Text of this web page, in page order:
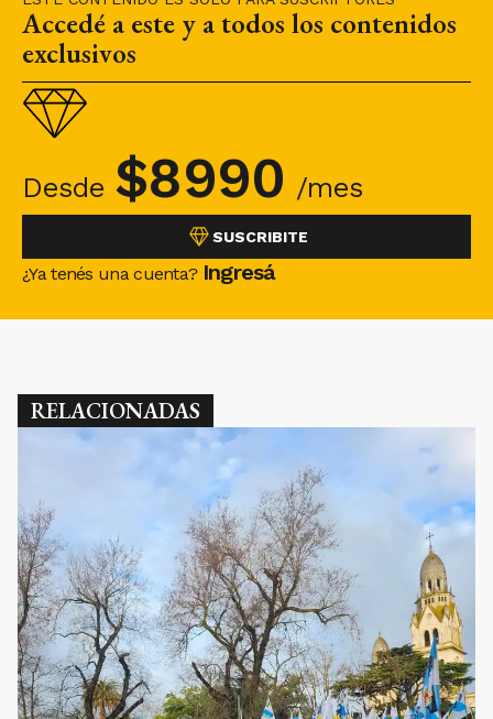
Accedé a este y a todos los contenidos
exclusivos
Desde $8990 /mes
SUSCRIBITE
¿Ya tenés una cuenta? Ingresá
RELACIONADAS